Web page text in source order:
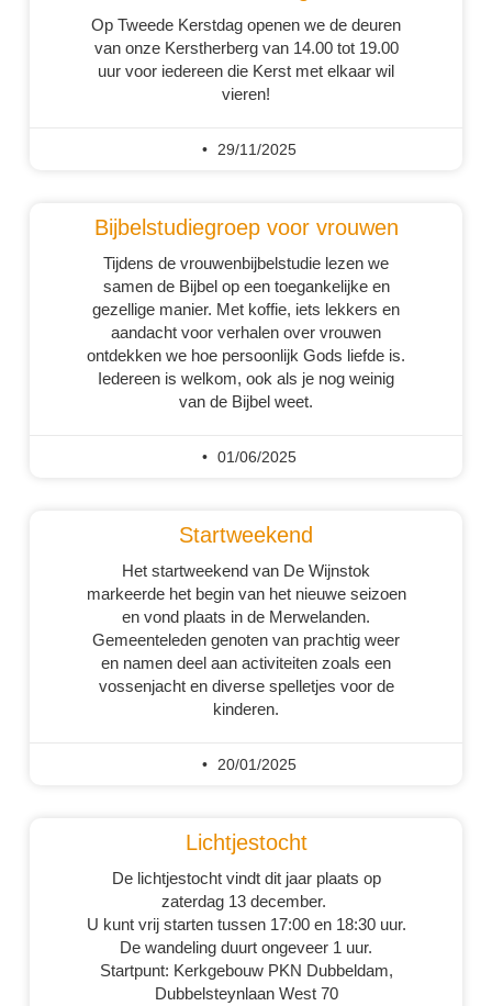
Op Tweede Kerstdag openen we de deuren
van onze Kerstherberg van 14.00 tot 19.00
uur voor iedereen die Kerst met elkaar wil
vieren!
29/11/2025
Bijbelstudiegroep voor vrouwen
Tijdens de vrouwenbijbelstudie lezen we
samen de Bijbel op een toegankelijke en
gezellige manier. Met koffie, iets lekkers en
aandacht voor verhalen over vrouwen
ontdekken we hoe persoonlijk Gods liefde is.
Iedereen is welkom, ook als je nog weinig
van de Bijbel weet.
01/06/2025
Startweekend
Het startweekend van De Wijnstok
markeerde het begin van het nieuwe seizoen
en vond plaats in de Merwelanden.
Gemeenteleden genoten van prachtig weer
en namen deel aan activiteiten zoals een
vossenjacht en diverse spelletjes voor de
kinderen.
20/01/2025
Lichtjestocht
De lichtjestocht vindt dit jaar plaats op
zaterdag 13 december.
U kunt vrij starten tussen 17:00 en 18:30 uur.
De wandeling duurt ongeveer 1 uur.
Startpunt: Kerkgebouw PKN Dubbeldam,
Dubbelsteynlaan West 70